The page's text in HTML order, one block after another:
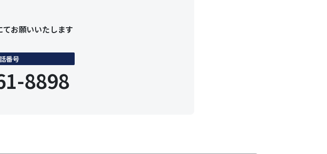
てお願いいたします
番号
8898